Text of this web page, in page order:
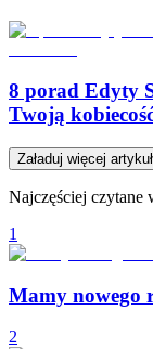
8 porad Edyty
Twoją
Załaduj więcej
Najczęściej czytane
1
Mamy nowego
2